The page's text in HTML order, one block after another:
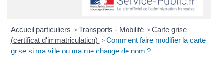
Accueil particuliers > Transports - Mobilité > Carte grise
(certificat d'immatriculation) > Comment faire modifier la carte
grise si ma ville ou ma rue change de nom ?